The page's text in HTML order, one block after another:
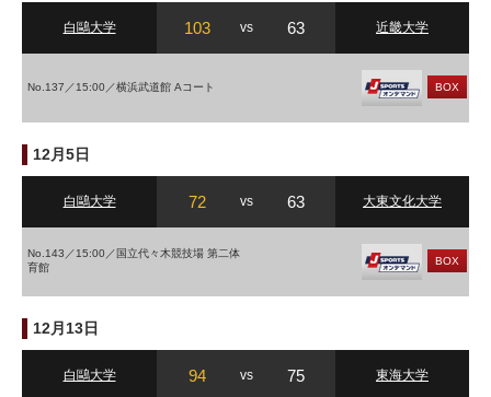
白鷗大学 103 vs 63 近畿大学
No.137／15:00／横浜武道館 Aコート BOX
12月5日
白鷗大学 72 vs 63 大東文化大学
No.143／15:00／国立代々木競技場 第二体
育館
BOX
12月13日
白鷗大学 94 vs 75 東海大学